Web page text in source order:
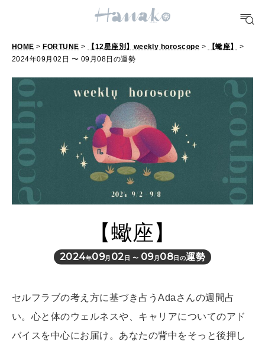
10 CATEGORIES
FOOD
おいしい
TRAVEL
どこ行く？
FORTUNE
明日のわたし
[12星座別] Monthly Love Holoscope
女神まり愛のタロットメッセージ
HEALTH
自分にやさしく
HOME > FORTUNE > 【12星座別】weekly horoscope > 【蠍座】
>
2024年09月02日 〜 09月08日の運勢
【蠍座】
2024年09月 02日 〜 09月08日の運勢
セルフラブの考え方に基づき占うAdaさんの週間占
い。心と体のウェルネスや、キャリアについてのアド
バイスを中心にお届け。あなたの背中をそっと後押し